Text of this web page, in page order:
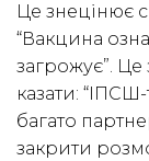
Це знецінює
“Вакцина
загрожує”. Це
казати:
багато
закрити